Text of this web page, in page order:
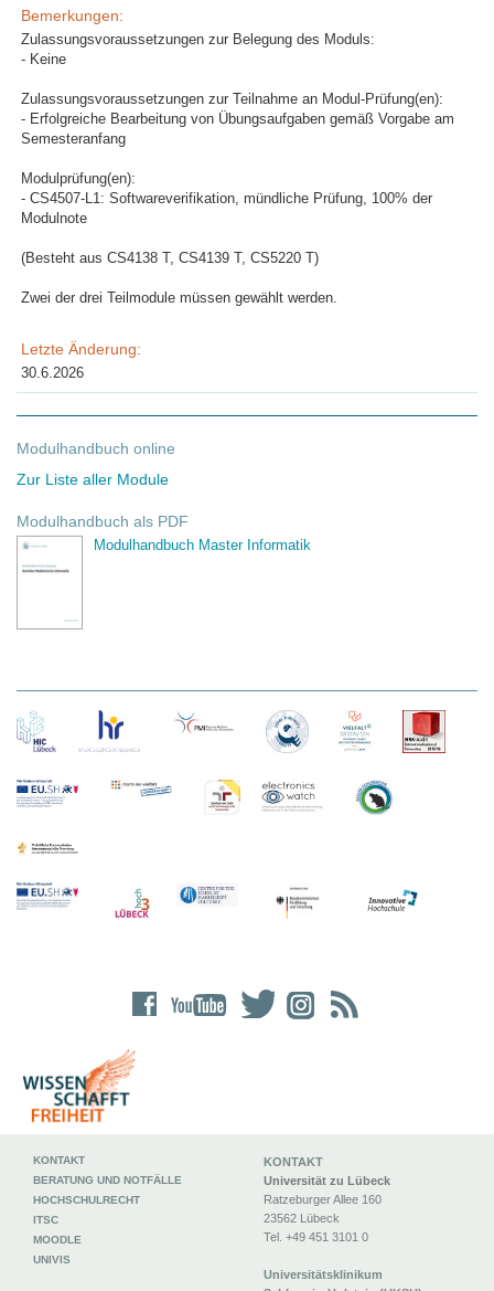
Bemerkungen:
Zulassungsvoraussetzungen zur Belegung des Moduls:
- Keine
Zulassungsvoraussetzungen zur Teilnahme an Modul-Prüfung(en):
- Erfolgreiche Bearbeitung von Übungsaufgaben gemäß Vorgabe am
Semesteranfang
Modulprüfung(en):
- CS4507-L1: Softwareverifikation, mündliche Prüfung, 100% der
Modulnote
(Besteht aus CS4138 T, CS4139 T, CS5220 T)
Zwei der drei Teilmodule müssen gewählt werden.
Letzte Änderung:
30.6.2026
Modulhandbuch online
Zur Liste aller Module
Modulhandbuch als PDF
Modulhandbuch Master Informatik
KONTAKT
Universität zu Lübeck
Ratzeburger Allee 160
23562 Lübeck
Tel. +49 451 3101 0
Universitätsklinikum
KONTAKT
BERATUNG UND NOTFÄLLE
HOCHSCHULRECHT
ITSC
MOODLE
UNIVIS